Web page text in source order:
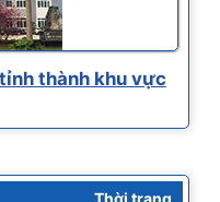
thành khu vực
Thời trang